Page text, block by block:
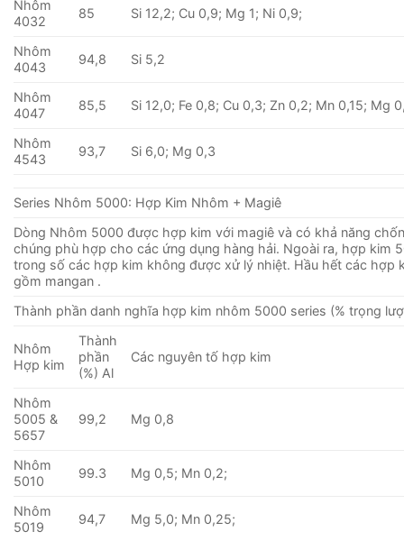
Nhôm
4032
85 Si 12,2; Cu 0,9; Mg 1; Ni 0,9;
Nhôm
4043
94,8 Si 5,2
Nhôm
4047
85,5 Si 12,0; Fe 0,8; Cu 0,3; Zn 0,2; Mn 0,15; Mg
Nhôm
4543
93,7 Si 6,0; Mg 0,3
Series Nhôm 5000: Hợp Kim Nhôm + Magiê
Dòng Nhôm 5000 được hợp kim với magiê và có khả năng
chúng phù hợp cho các ứng dụng hàng hải. Ngoài ra, hợp kim
trong số các hợp kim không được xử lý nhiệt. Hầu hết các hợp
gồm mangan .
Thành phần danh nghĩa hợp kim nhôm 5000 series (% trọng
Nhôm
Hợp kim
Thành
phần
(%) Al
Các nguyên tố hợp kim
Nhôm
5005 &
5657
99,2 Mg 0,8
Nhôm
5010
99.3 Mg 0,5; Mn 0,2;
Nhôm
5019
94,7 Mg 5,0; Mn 0,25;